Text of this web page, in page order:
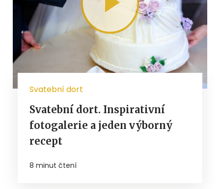
Svatební dort
Svatební dort. Inspirativní
fotogalerie a jeden výborný
recept
8 minut čtení